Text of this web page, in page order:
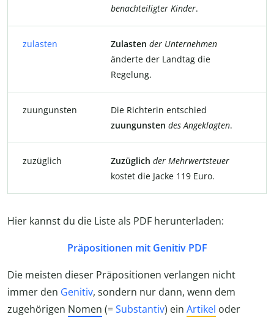
benachteiligter Kinder.
zulasten Zulasten der Unternehmen
änderte der Landtag die
Regelung.
zuungunsten
Die Richterin entschied
zuungunsten des Angeklagten.
zuzüglich Zuzüglich der Mehrwertsteuer
kostet die Jacke 119 Euro.
Hier kannst du die Liste als PDF herunterladen:
Präpositionen mit Genitiv PDF
Die meisten dieser Präpositionen verlangen nicht
immer den Genitiv, sondern nur dann, wenn dem
zugehörigen Nomen (=Substantiv) ein Artikel oder